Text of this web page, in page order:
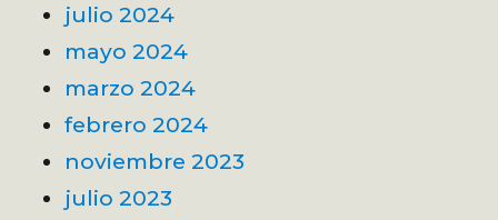
julio 2024
mayo 2024
marzo 2024
febrero 2024
noviembre 2023
julio 2023